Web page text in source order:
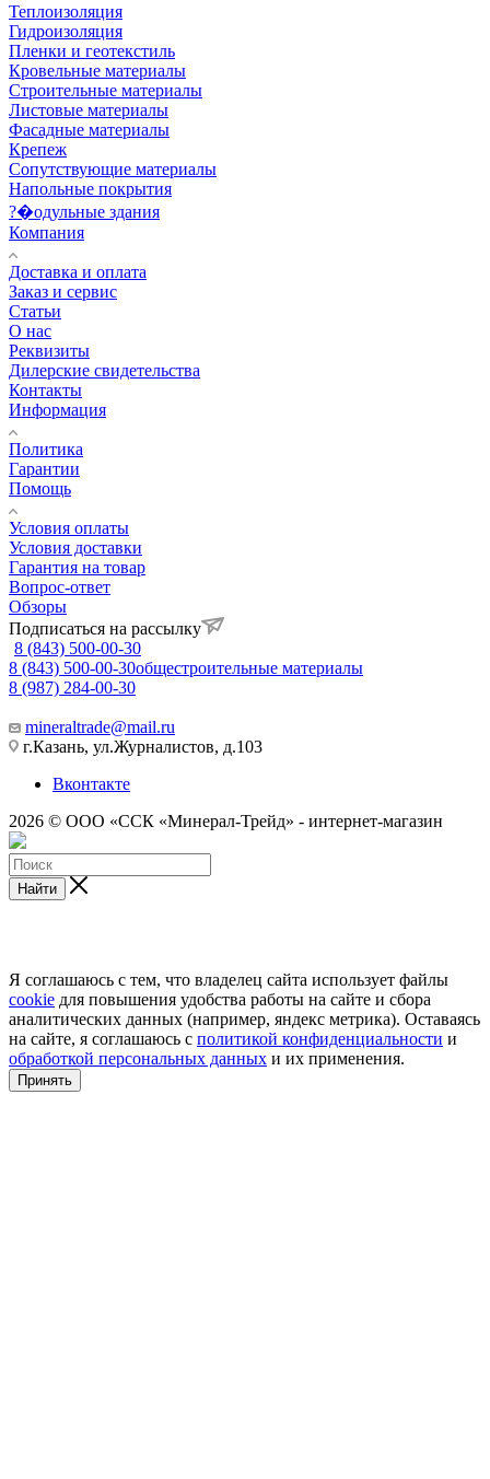
Теплоизоляция
Гидроизоляция
Пленки и геотекстиль
Кровельные материалы
Строительные материалы
Листовые материалы
Фасадные материалы
Крепеж
Сопутствующие материалы
Напольные покрытия
?�одульные здания
Компания
Доставка и оплата
Заказ и сервис
Статьи
О нас
Реквизиты
Дилерские свидетельства
Контакты
Информация
Политика
Гарантии
Помощь
Условия оплаты
Условия доставки
Гарантия на товар
Вопрос-ответ
Обзоры
Подписаться на рассылку
8 (843) 500-00-30
8 (843) 500-00-30общестроительные материалы
8 (987) 284-00-30
mineraltrade@mail.ru
г.Казань, ул.Журналистов, д.103
Вконтакте
2026 © ООО «ССК «Минерал-Трейд» - интернет-магазин
Найти
Я соглашаюсь с тем, что владелец сайта использует файлы
cookie для повышения удобства работы на сайте и сбора
аналитических данных (например, яндекс метрика). Оставаясь
на сайте, я соглашаюсь с политикой конфиденциальности и
обработкой персональных данных и их применения.
Принять